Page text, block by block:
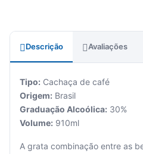
Descrição Avaliações
Tipo: Cachaça de café
Origem: Brasil
Graduação Alcoólica: 30%
Volume: 910ml
A grata combinação entre as